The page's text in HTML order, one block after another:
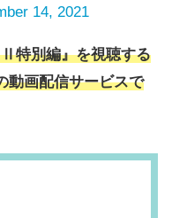
14, 2021
特別編』を視聴する
動画配信サービスで